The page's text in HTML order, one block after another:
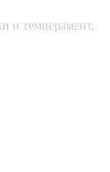
и темперамент,